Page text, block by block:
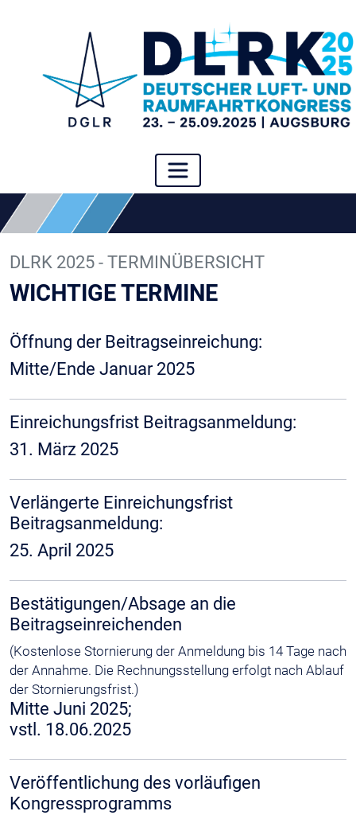
DLRK 2025 - TERMINÜBERSICHT
WICHTIGE TERMINE
Öffnung der Beitragseinreichung:
Mitte/Ende Januar 2025
Einreichungsfrist Beitragsanmeldung:
31. März 2025
Verlängerte Einreichungsfrist
Beitragsanmeldung:
25. April 2025
Bestätigungen/Absage an die
Beitragseinreichenden
(Kostenlose Stornierung der Anmeldung bis 14 Tage nach
der Annahme. Die Rechnungsstellung erfolgt nach Ablauf
der Stornierungsfrist.)
Mitte Juni 2025;
vstl. 18.06.2025
Veröffentlichung des vorläufigen
Kongressprogramms